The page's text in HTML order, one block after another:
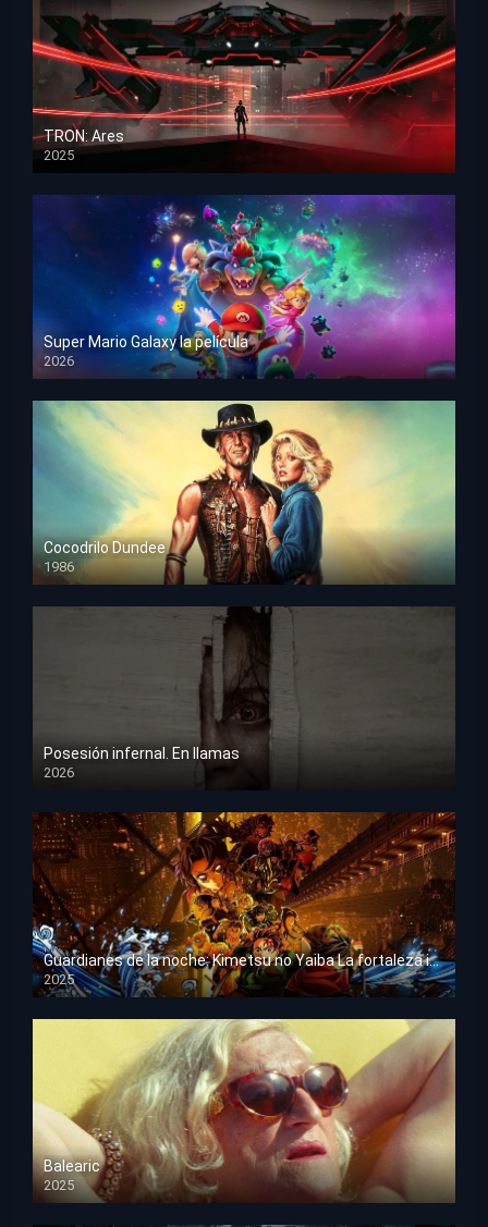
TRON: Ares
2025
HD 1080p
Super Mario Galaxy la película
2026
HD 1080p
Cocodrilo Dundee
1986
HD 1080p
Posesión infernal. En llamas
2026
HD 1080p
Guardianes de la noche: Kimetsu no Yaiba La fortaleza infinita
2025
HD 1080p
Balearic
2025
HD 1080p